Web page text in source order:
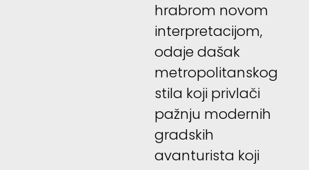
hrabrom novom
interpretacijom,
odaje dašak
metropolitanskog
stila koji privlači
pažnju modernih
gradskih
avanturista koji